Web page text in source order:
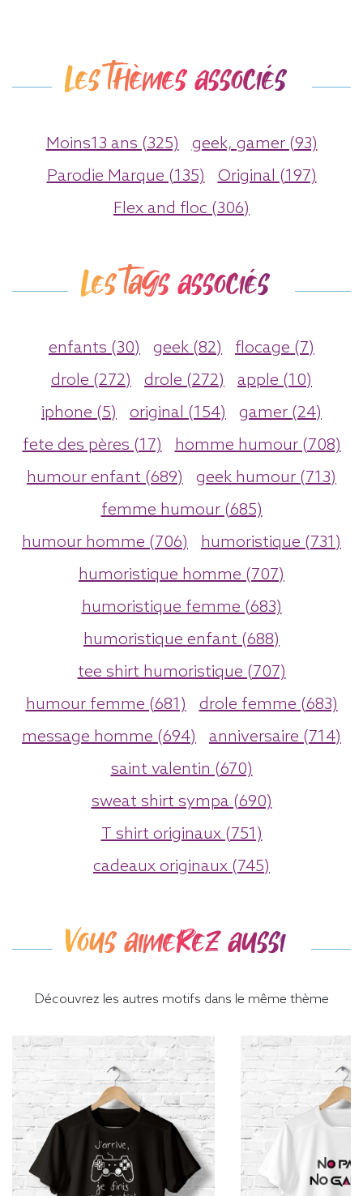
Les thèmes associés
Moins13 ans (325)
geek, gamer (93)
Parodie Marque (135)
Original (197)
Flex and floc (306)
Les tags associés
enfants (30) geek (82)
flocage (7)
drole (272)
drole (272)
apple (10)
iphone (5)
original (154)
gamer (24)
fete des pères (17)
homme humour (708)
humour enfant (689)
geek humour (713)
femme humour (685)
humour homme (706)
humoristique (731)
humoristique homme (707)
humoristique femme (683)
humoristique enfant (688)
tee shirt humoristique (707)
humour femme (681)
drole femme (683)
message homme (694)
anniversaire (714)
saint valentin (670)
sweat shirt sympa (690)
T shirt originaux (751)
cadeaux originaux (745)
Vous aimerez aussi
Découvrez les autres motifs dans le même thème